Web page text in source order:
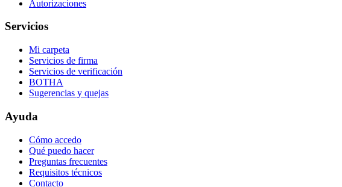
Autorizaciones
Servicios
Mi carpeta
Servicios de firma
Servicios de verificación
BOTHA
Sugerencias y quejas
Ayuda
Cómo accedo
Qué puedo hacer
Preguntas frecuentes
Requisitos técnicos
Contacto